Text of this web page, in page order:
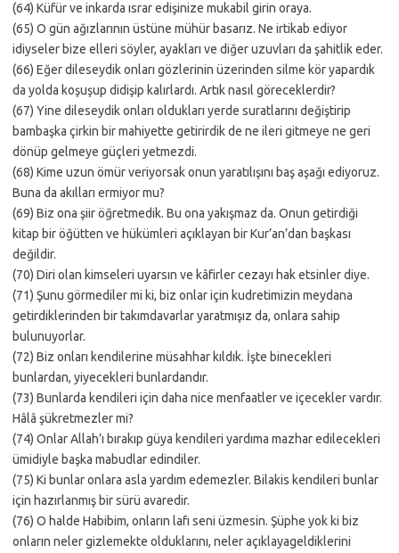
(64) Küfür ve inkarda ısrar edişinize mukabil girin oraya.
(65) O gün ağızlarının üstüne mühür basarız. Ne irtikab ediyor
idiyseler bize elleri söyler, ayakları ve diğer uzuvları da şahitlik eder.
(66) Eğer dileseydik onları gözlerinin üzerinden silme kör yapardık
da yolda koşuşup didişip kalırlardı. Artık nasıl göreceklerdir?
(67) Yine dileseydik onları oldukları yerde suratlarını değiştirip
bambaşka çirkin bir mahiyette getirirdik de ne ileri gitmeye ne geri
dönüp gelmeye güçleri yetmezdi.
(68) Kime uzun ömür veriyorsak onun yaratılışını baş aşağı ediyoruz.
Buna da akılları ermiyor mu?
(69) Biz ona şiir öğretmedik. Bu ona yakışmaz da. Onun getirdiği
kitap bir öğütten ve hükümleri açıklayan bir Kur’an’dan başkası
değildir.
(70) Diri olan kimseleri uyarsın ve kâfirler cezayı hak etsinler diye.
(71) Şunu görmediler mi ki, biz onlar için kudretimizin meydana
getirdiklerinden bir takımdavarlar yaratmışız da, onlara sahip
bulunuyorlar.
(72) Biz onları kendilerine müsahhar kıldık. İşte binecekleri
bunlardan, yiyecekleri bunlardandır.
(73) Bunlarda kendileri için daha nice menfaatler ve içecekler vardır.
Hâlâ şükretmezler mi?
(74) Onlar Allah’ı bırakıp güya kendileri yardıma mazhar edilecekleri
ümidiyle başka mabudlar edindiler.
(75) Ki bunlar onlara asla yardım edemezler. Bilakis kendileri bunlar
için hazırlanmış bir sürü avaredir.
(76) O halde Habibim, onların lafı seni üzmesin. Şüphe yok ki biz
onların neler gizlemekte olduklarını, neler açıklayageldiklerini